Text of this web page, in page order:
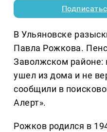
В Ульяновске
Павла Рожкова.
Заволжском районе:
ушел из дома и не
сообщили в
Алерт».
Рожков родился в